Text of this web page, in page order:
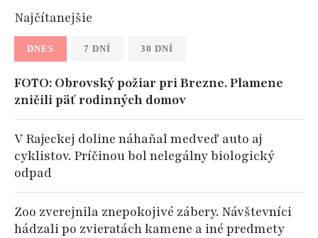
Najčítanejšie
DNES 7 DNÍ 30 DNÍ
FOTO: Obrovský požiar pri Brezne. Plamene
zničili päť rodinných domov
V Rajeckej doline náhaňal medveď auto aj
cyklistov. Príčinou bol nelegálny biologický
odpad
Zoo zverejnila znepokojivé zábery. Návštevníci
hádzali po zvieratách kamene a iné predmety